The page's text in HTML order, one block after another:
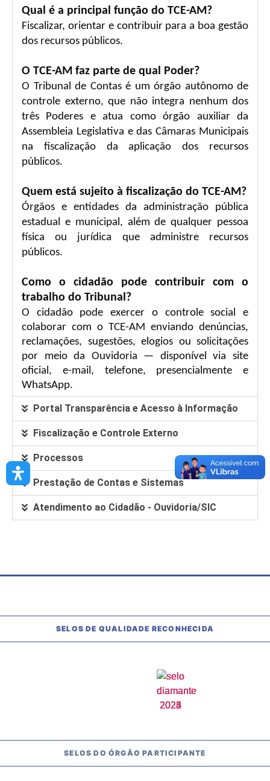
Qual é a principal função do TCE-AM?
Fiscalizar, orientar e contribuir para a boa gestão
dos recursos públicos.
O TCE-AM faz parte de qual Poder?
O Tribunal de Contas é um órgão autônomo de
controle externo, que não integra nenhum dos
três Poderes e atua como órgão auxiliar da
Assembleia Legislativa e das Câmaras Municipais
na fiscalização da aplicação dos recursos
públicos.
Quem está sujeito à fiscalização do TCE-AM?
Órgãos e entidades da administração pública
estadual e municipal, além de qualquer pessoa
física ou jurídica que administre recursos
públicos.
Como o cidadão pode contribuir com o
trabalho do Tribunal?
O cidadão pode exercer o controle social e
colaborar com o TCE-AM enviando denúncias,
reclamações, sugestões, elogios ou solicitações
por meio da Ouvidoria — disponível via site
oficial, e-mail, telefone, presencialmente e
WhatsApp.
Portal Transparência e Acesso à Informação
Fiscalização e Controle Externo
Processos
Prestação de Contas e Sistemas
Atendimento ao Cidadão - Ouvidoria/SIC
SELOS DE QUALIDADE RECONHECIDA
SELOS DO ÓRGÃO PARTICIPANTE